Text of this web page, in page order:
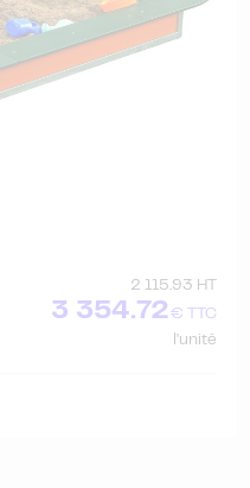
2 115.93 HT
3 354.72€ TTC
l'unité